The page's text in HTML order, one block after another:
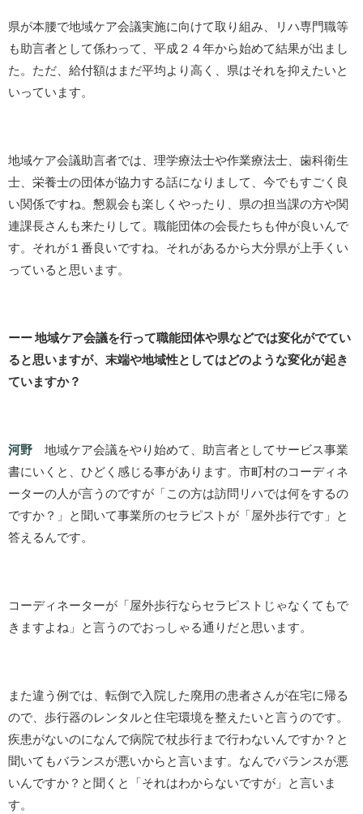
県が本腰で地域ケア会議実施に向けて取り組み、リハ専門職等
も助言者として係わって、平成２４年から始めて結果が出まし
た。ただ、給付額はまだ平均より高く、県はそれを抑えたいと
いっています。
地域ケア会議助言者では、理学療法士や作業療法士、歯科衛生
士、栄養士の団体が協力する話になりまして、今でもすごく良
い関係ですね。懇親会も楽しくやったり、県の担当課の方や関
連課長さんも来たりして。職能団体の会長たちも仲が良いんで
す。それが１番良いですね。それがあるから大分県が上手くい
っていると思います。
ーー 地域ケア会議を行って職能団体や県などでは変化がでてい
ると思いますが、末端や地域性としてはどのような変化が起き
ていますか？
河野
地域ケア会議をやり始めて、助言者としてサービス事業
書にいくと、ひどく感じる事があります。市町村のコーディネ
ーターの人が言うのですが「この方は訪問リハでは何をするの
ですか？」と聞いて事業所のセラピストが「屋外歩行です」と
答えるんです。
コーディネーターが「屋外歩行ならセラピストじゃなくてもで
きますよね」と言うのでおっしゃる通りだと思います。
また違う例では、転倒で入院した廃用の患者さんが在宅に帰る
ので、歩行器のレンタルと住宅環境を整えたいと言うのです。
疾患がないのになんで病院で杖歩行まで行わないんですか？と
聞いてもバランスが悪いからと言います。なんでバランスが悪
いんですか？と聞くと「それはわからないですが」と言いま
す。